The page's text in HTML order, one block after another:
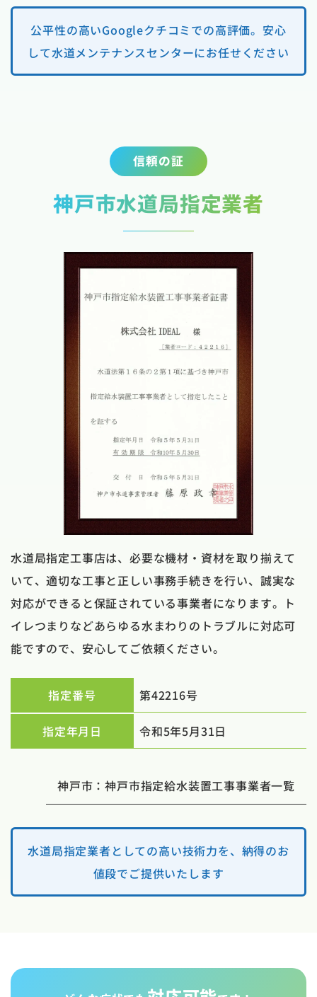
公平性の高いGoogleクチコミでの高評価。安心
して水道メンテナンスセンターにお任せください
信頼の証
神戸市水道局指定業者
水道局指定工事店は、必要な機材・資材を取り揃えて
いて、適切な工事と正しい事務手続きを行い、誠実な
対応ができると保証されている事業者になります。ト
イレつまりなどあらゆる水まわりのトラブルに対応可
能ですので、安心してご依頼ください。
指定番号 第42216号
指定年月日 令和5年5月31日
神戸市：神戸市指定給水装置工事事業者一覧
水道局指定業者としての高い技術力を、納得のお
値段でご提供いたします